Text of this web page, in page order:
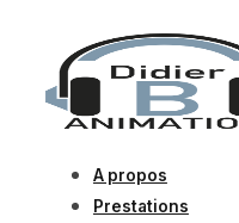
A propos
Prestations